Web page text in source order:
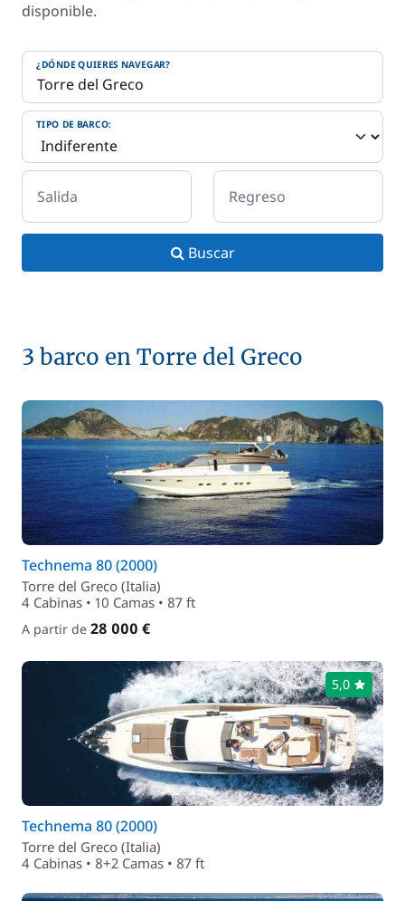
disponible.
¿DÓNDE QUIERES NAVEGAR?
TIPO DE BARCO:
Salida Regreso
Buscar
3 barco en Torre del Greco
Technema 80 (2000)
Torre del Greco (Italia)
4 Cabinas • 10 Camas • 87 ft
A partir de 28 000 €
5,0
Technema 80 (2000)
Torre del Greco (Italia)
4 Cabinas • 8+2 Camas • 87 ft